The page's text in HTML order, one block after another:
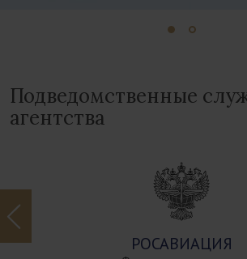
Подведомственные
агентства
РОСАВИАЦИЯ